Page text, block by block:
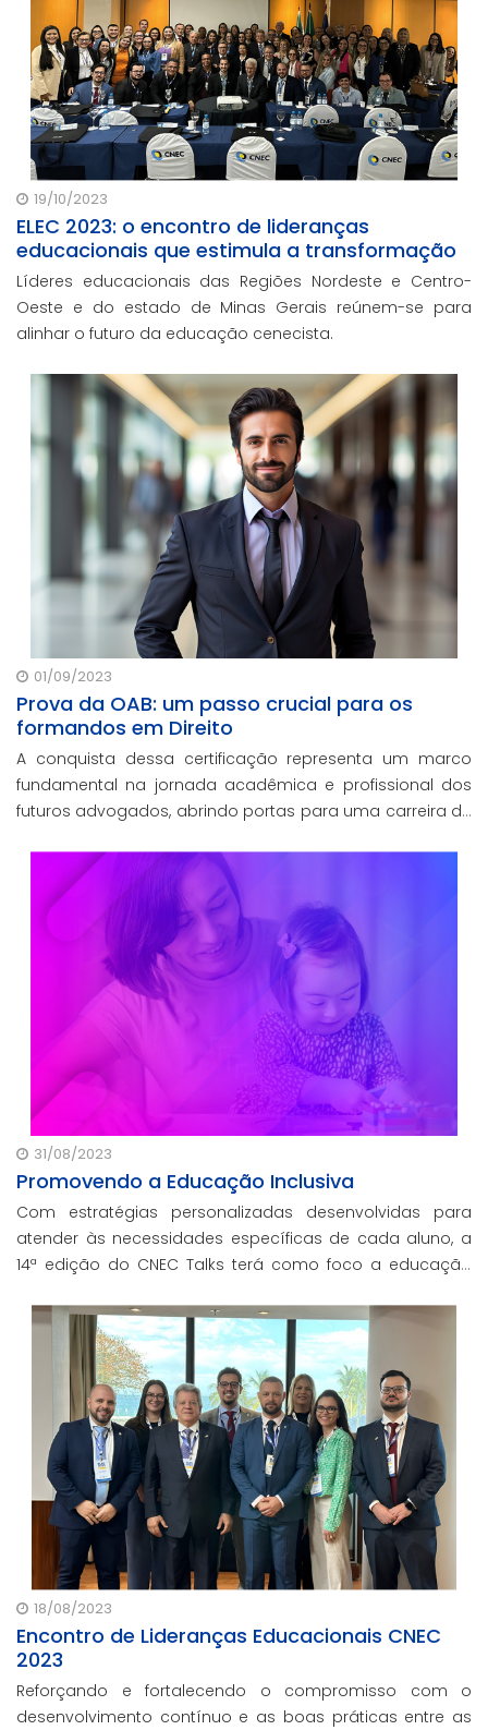
19/10/2023
ELEC 2023: o encontro de lideranças
educacionais que estimula a transformação
Líderes educacionais das Regiões Nordeste e Centro-
Oeste e do estado de Minas Gerais reúnem-se para
alinhar o futuro da educação cenecista.
01/09/2023
Prova da OAB: um passo crucial para os
formandos em Direito
A conquista dessa certificação representa um marco
fundamental na jornada acadêmica e profissional dos
futuros advogados, abrindo portas para uma carreira de
31/08/2023
Promovendo a Educação Inclusiva
Com estratégias personalizadas desenvolvidas para
atender às necessidades específicas de cada aluno, a
14ª edição do CNEC Talks terá como foco a educação
transformação educacional!
18/08/2023
Encontro de Lideranças Educacionais CNEC
2023
Reforçando e fortalecendo o compromisso com o
desenvolvimento contínuo e as boas práticas entre as